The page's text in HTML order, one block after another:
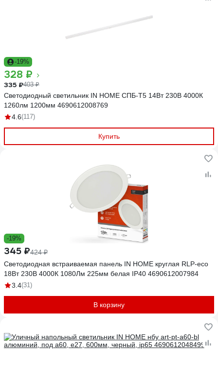
-19%
328 ₽
335 ₽403 ₽
Светодиодный светильник IN HOME СПБ-Т5 14Вт 230B 4000К
1260лм 1200мм 4690612008769
4.6(117)
Купить
-19%
345 ₽424 ₽
Светодиодная встраиваемая панель IN HOME круглая RLP-eco
18Вт 230В 4000К 1080Лм 225мм белая IP40 4690612007984
3.4(31)
В корзину